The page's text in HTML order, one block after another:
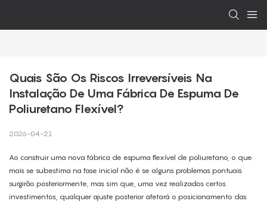
Quais São Os Riscos Irreversíveis Na
Instalação De Uma Fábrica De Espuma De
Poliuretano Flexível?
2026-04-21
Ao construir uma nova fábrica de espuma flexível de poliuretano, o que
mais se subestima na fase inicial não é se alguns problemas pontuais
surgirão posteriormente, mas sim que, uma vez realizados certos
investimentos, qualquer ajuste posterior afetará o posicionamento das